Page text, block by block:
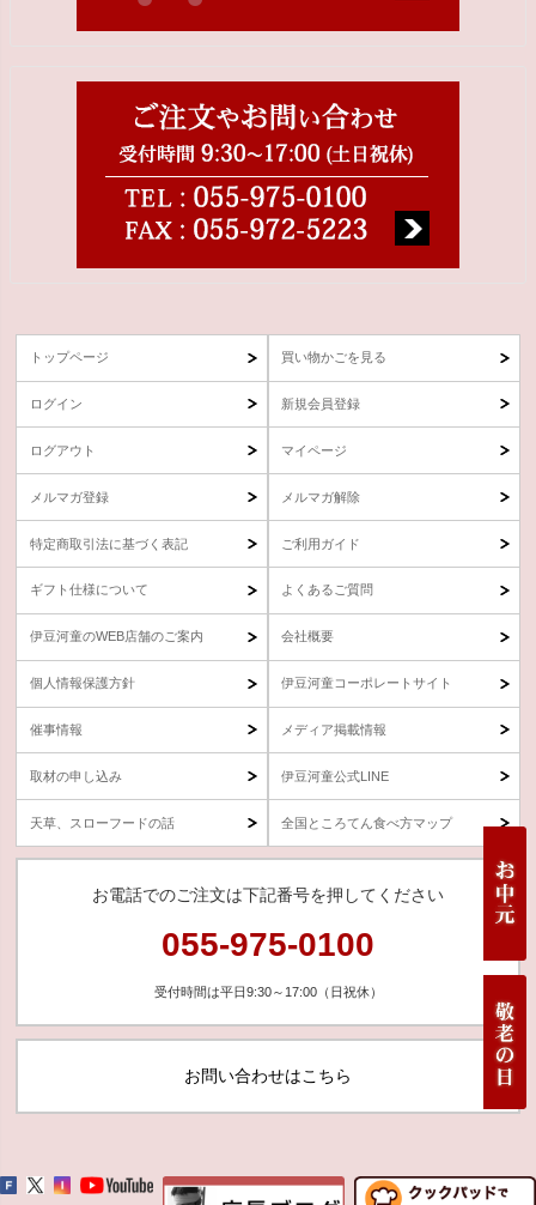
トップページ 買い物かごを見る
ログイン 新規会員登録
ログアウト マイページ
メルマガ登録 メルマガ解除
特定商取引法に基づく表記 ご利用ガイド
ギフト仕様について よくあるご質問
伊豆河童のWEB店舗のご案内 会社概要
個人情報保護方針 伊豆河童コーポレートサイト
催事情報 メディア掲載情報
取材の申し込み 伊豆河童公式LINE
天草、スローフードの話 全国ところてん食べ方マップ
お電話でのご注文は下記番号を押してください
055-975-0100
受付時間は平日9:30～17:00（日祝休）
お問い合わせはこちら